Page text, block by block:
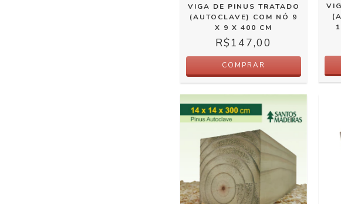
VIGA DE PINUS TRATADO
(AUTOCLAVE) COM NÓ 9
X 9 X 400 CM
R$147,00
COMPRAR